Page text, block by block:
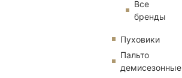
Все
бренды
Пуховики
Пальто
демисезонные